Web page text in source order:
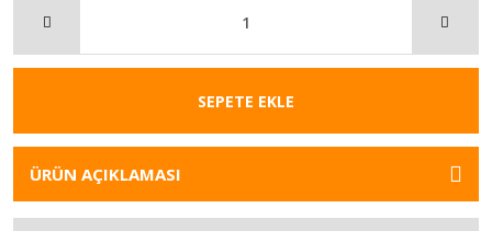
SEPETE EKLE
ÜRÜN AÇIKLAMASI